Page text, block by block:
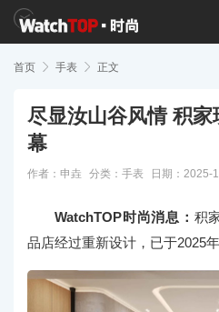
首页  手表  正文
尽显汝山谷风情 积
幕
作者：申垚 分类： 手表 日期：2025-
WatchTOP时尚消息： 积
品店经过重新设计，已于2025